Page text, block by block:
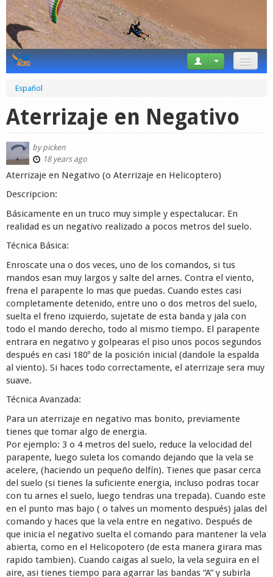
News
Tricks
Forum
Startplaces
Calendar
Market
Shop
Español
Aterrizaje en Negativo
bypicken
18 years ago
Aterrizaje en Negativo (o Aterrizaje en Helicoptero)
Descripcion:
Básicamente en un truco muy simple y espectalucar. En
realidad es un negativo realizado a pocos metros del suelo.
Técnica Básica:
Enroscate una o dos veces, uno de los comandos, si tus
mandos esan muy largos y salte del arnes. Contra el viento,
frena el parapente lo mas que puedas. Cuando estes casi
completamente detenido, entre uno o dos metros del suelo,
suelta el freno izquierdo, sujetate de esta banda y jala con
todo el mando derecho, todo al mismo tiempo. El parapente
entrara en negativo y golpearas el piso unos pocos segundos
después en casi 180º de la posición inicial (dandole la espalda
al viento). Si haces todo correctamente, el aterrizaje sera muy
suave.
Técnica Avanzada:
Para un aterrizaje en negativo mas bonito, previamente
tienes que tomar algo de energia.
Por ejemplo: 3 o 4 metros del suelo, reduce la velocidad del
parapente, luego suleta los comando dejando que la vela se
acelere, (haciendo un pequeño delfín). Tienes que pasar cerca
del suelo (si tienes la suficiente energia, incluso podras tocar
con tu arnes el suelo, luego tendras una trepada). Cuando este
en el punto mas bajo ( o talves un momento después) jalas del
comando y haces que la vela entre en negativo. Después de
que inicia el negativo suelta el comando para mantener la vela
abierta, como en el Helicopotero (de esta manera girara mas
rapido tambien). Cuando caigas al suelo, la vela seguira en el
aire, asi tienes tiempo para agarrar las bandas “A” y subirla